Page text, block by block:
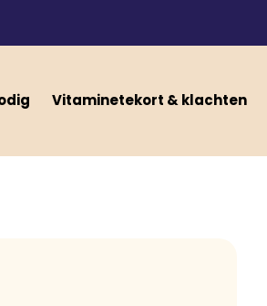
Vitaminetekort & klachten